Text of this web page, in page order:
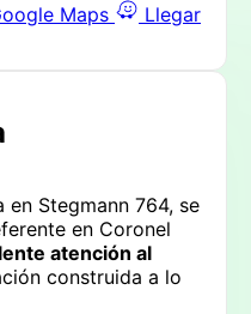
Maps
Llegar
en Stegmann 764, se
en Coronel
atención al
construida a lo